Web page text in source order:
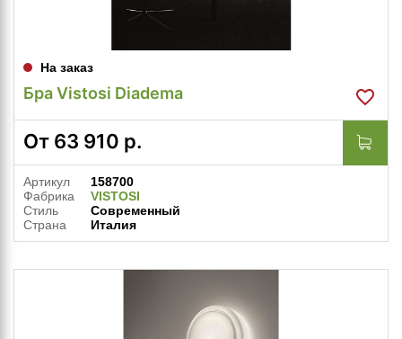
На заказ
Бра Vistosi Diadema
От 63 910 р.
Артикул
158700
Фабрика
VISTOSI
Стиль
Современный
Страна
Италия